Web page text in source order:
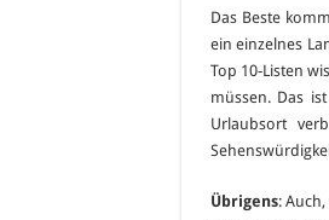
Das Beste
ein einzelnes
Top 10-Listen
müssen. Das
Urlaubsort
Übrigens: